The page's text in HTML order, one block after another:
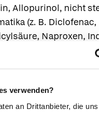
verwenden?
an Drittanbieter, die uns
Allopurinol, nicht
(z. B. Diclofenac,
Naproxen,
Penicillamin,
Gabapentin, H